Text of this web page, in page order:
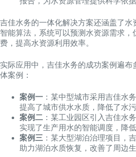
吉佳水务的一体化解决方案还涵盖了水
智能算法，系统可以预测水资源需求，
费，提高水资源利用效率。
实际应用中，吉佳水务的成功案例遍
体案例：
案例一 ：某中型城市采用吉佳水
提高了城市供水水质，降低了水污
案例二 ：某工业园区引入吉佳水
实现了生产用水的智能调度，降
案例三 ：某大型湖泊治理项目，
助力湖泊水质恢复，改善了周边生